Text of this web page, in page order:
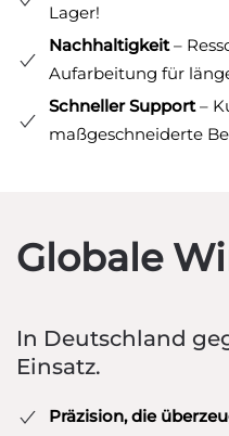
Lager!
Nachhaltigkeit–
Aufarbeitung für
Schneller Support–
maßgeschneiderte
Globale
In Deutschland
Einsatz.
Präzision, die